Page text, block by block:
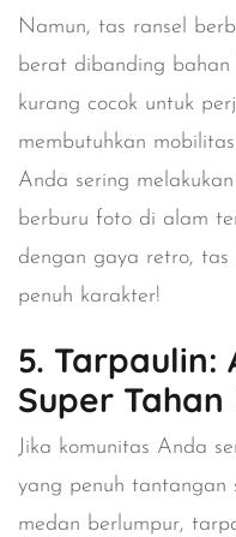
Namun, tas ransel
berat dibanding bahan
kurang cocok untuk
membutuhkan
Anda sering
berburu foto di alam
dengan gaya retro,
penuh karakter!
5. Tarpaulin:
Super
Jika komunitas Anda
yang penuh tantangan
medan berlumpur,